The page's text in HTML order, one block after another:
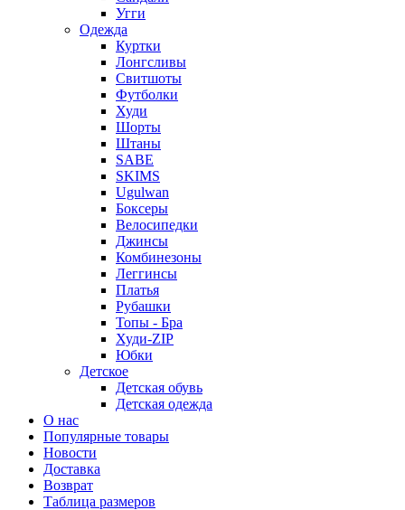
Угги
Одежда
Куртки
Лонгсливы
Свитшоты
Футболки
Худи
Шорты
Штаны
SABE
SKIMS
Ugulwan
Боксеры
Велосипедки
Джинсы
Комбинезоны
Леггинсы
Платья
Рубашки
Топы - Бра
Худи-ZIP
Юбки
Детское
Детская обувь
Детская одежда
О нас
Популярные товары
Новости
Доставка
Возврат
Таблица размеров